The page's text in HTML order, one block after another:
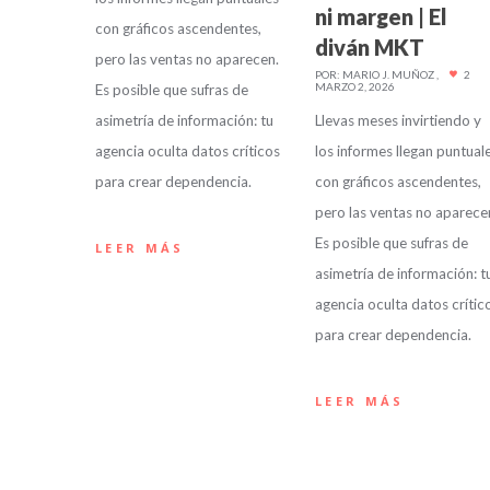
con gráficos ascendentes,
pero las ventas no aparecen.
Es posible que sufras de
asimetría de información: tu
agencia oculta datos críticos
para crear dependencia.
LEER MÁS
ni margen | El
diván MKT
POR: MARIO J. MUÑOZ
MARZO 2, 2026
2
Llevas meses invirtiendo y
los informes llegan
con gráficos ascendentes,
pero las ventas no
Es posible que sufras de
asimetría de información:
agencia oculta datos
para crear dependencia.
LEER MÁS